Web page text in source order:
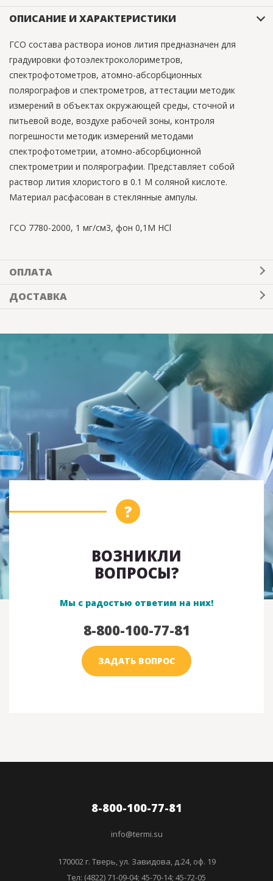
ОПИСАНИЕ И ХАРАКТЕРИСТИКИ
ГСО состава раствора ионов лития предназначен для
градуировки фотоэлектроколориметров,
спектрофотометров, атомно-абсорбционных
полярографов и спектрометров, аттестации методик
измерений в объектах окружающей среды, сточной и
питьевой воде, воздухе рабочей зоны, контроля
погрешности методик измерений методами
спектрофотометрии, атомно-абсорбционной
спектрометрии и полярографии. Представляет собой
раствор лития хлористого в 0.1 М соляной кислоте.
Материал расфасован в стеклянные ампулы.
ГСО 7780-2000, 1 мг/см3, фон 0,1М НCl
ОПЛАТА
ДОСТАВКА
ВОЗНИКЛИ
ВОПРОСЫ?
Мы с радостью ответим на них!
8-800-100-77-81
ЗАДАТЬ ВОПРОС
8-800-100-77-81
info@termi.su
170002 г. Тверь, ул. Завидова, д.24, оф. 19
Тел: (4822) 71-09-04; 45-70-14; 45-72-05